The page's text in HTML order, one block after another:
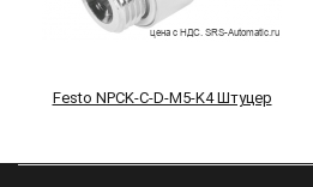
Festo NPCK-C-D-M5-K4 Штуцер